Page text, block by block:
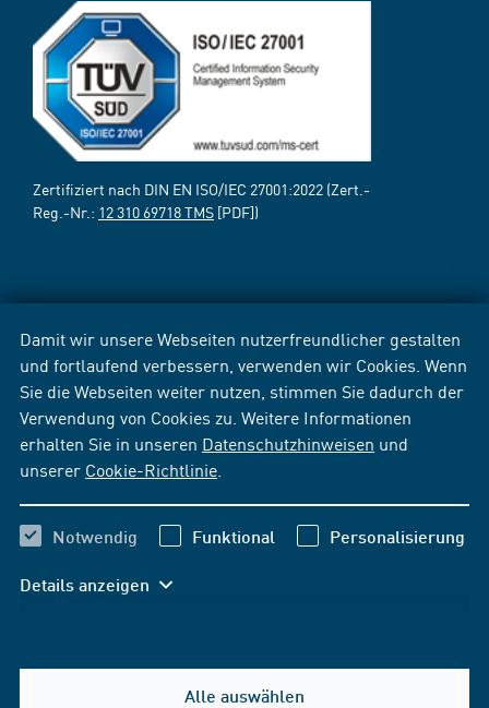
Damit wir unsere Webseiten nutzerfreundlicher gestalten
und fortlaufend verbessern, verwenden wir Cookies. Wenn
Sie die Webseiten weiter nutzen, stimmen Sie dadurch der
Verwendung von Cookies zu. Weitere Informationen
erhalten Sie in unseren Datenschutzhinweisen und
unserer Cookie-Richtlinie
Notwendig Funktional Personalisierung
Details anzeigen
Alle auswählen
Zertifiziert nach DIN EN ISO/IEC 27001:2022 (Zert.-
Reg.-Nr.: 12 310 69718 TMS [PDF])